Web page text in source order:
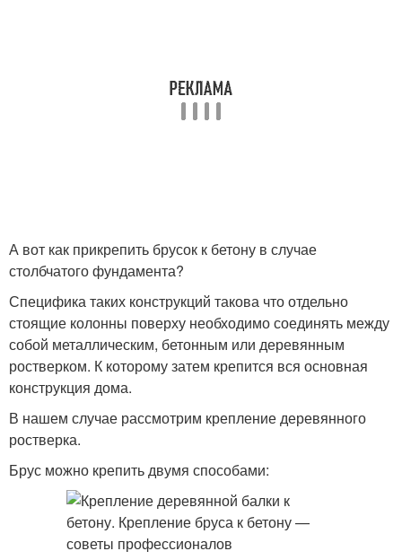
А вот как прикрепить брусок к бетону в случае
столбчатого фундамента?
Специфика таких конструкций такова что отдельно
стоящие колонны поверху необходимо соединять между
собой металлическим, бетонным или деревянным
ростверком. К которому затем крепится вся основная
конструкция дома.
В нашем случае рассмотрим крепление деревянного
ростверка.
Брус можно крепить двумя способами: